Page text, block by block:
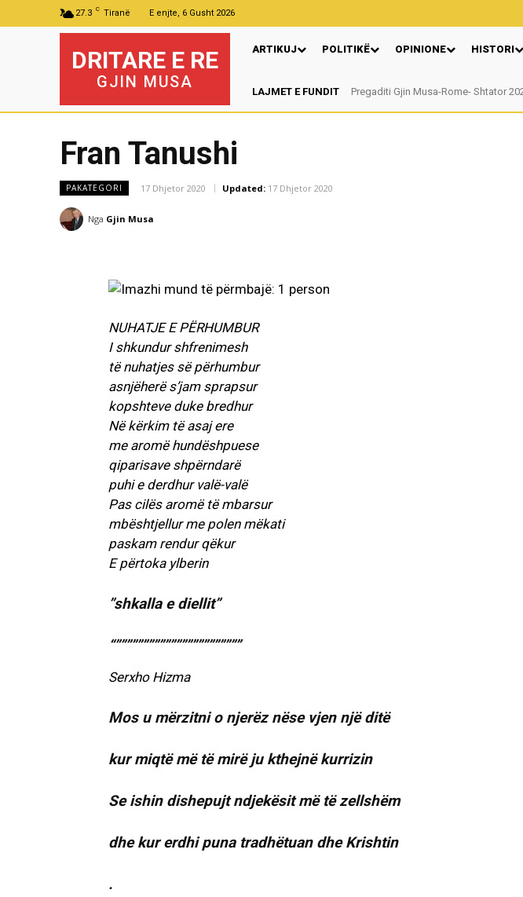
27.3 C Tiranë E enjte, 6 Gusht 2026
DRITARE E RE
GJIN MUSA
ARTIKUJ POLITIKË OPINIONE HISTORI
LAJMET E FUNDIT Pregaditi Gjin Musa-Rome- Shtator 2025
Nga: Ndue Dedaj
Fran Tanushi
PAKATEGORI 17 Dhjetor 2020 Updated: 17 Dhjetor 2020
Nga Gjin Musa
NUHATJE E PËRHUMBUR
I shkundur shfrenimesh
të nuhatjes së përhumbur
asnjëherë s’jam sprapsur
kopshteve duke bredhur
Në kërkim të asaj ere
me aromë hundëshpuese
qiparisave shpërndarë
puhi e derdhur valë-valë
Pas cilës aromë të mbarsur
mbështjellur me polen mëkati
paskam rendur qëkur
E përtoka ylberin
”shkalla e diellit”
“”””””””””””””””””””””””
Serxho Hizma
Mos u mërzitni o njerëz nëse vjen një ditë
kur miqtë më të mirë ju kthejnë kurrizin
Se ishin dishepujt ndjekësit më të zellshëm
dhe kur erdhi puna tradhëtuan dhe Krishtin
.